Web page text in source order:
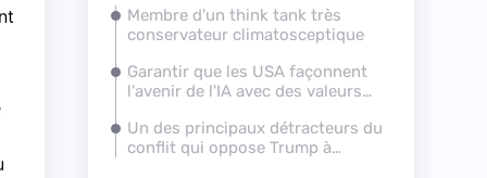
Membre d'un think tank très
conservateur climatosceptique
Garantir que les USA façonnent
l'avenir de l'IA avec des valeurs
Un des principaux détracteurs du
conflit qui oppose Trump à